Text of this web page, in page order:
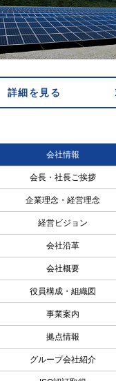
詳細を見る
会社情報
会長・社長ご挨拶
企業理念・経営理念
経営ビジョン
会社沿革
会社概要
役員構成・組織図
事業案内
拠点情報
グループ会社紹介